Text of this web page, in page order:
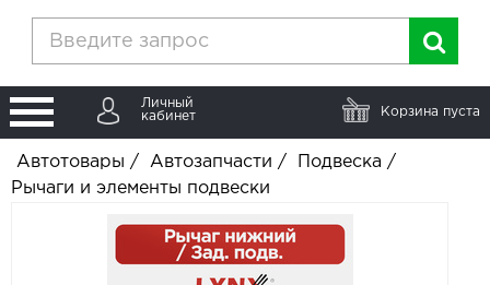
Личный
кабинет
Корзина пуста
Автотовары / Автозапчасти / Подвеска /
Рычаги и элементы подвески